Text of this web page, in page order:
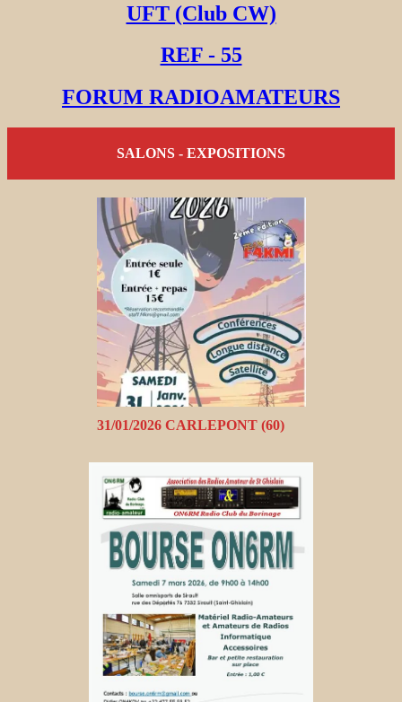
UFT (Club CW)
REF - 55
FORUM RADIOAMATEURS
SALONS - EXPOSITIONS
31/01/2026 CARLEPONT (60)